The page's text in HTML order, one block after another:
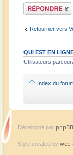
Répondre
Retourner vers
QUI EST EN
Utilisateurs
Index du
Développé par phpBB
Style created by web